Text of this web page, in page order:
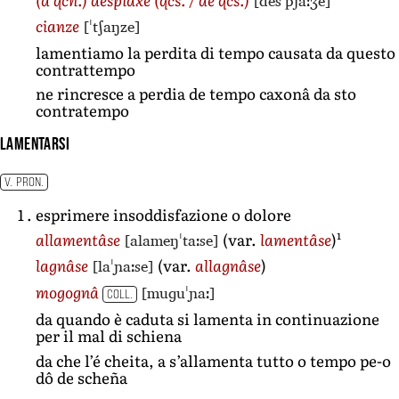
cianze [ˈtʃaŋze]
lamentiamo la perdita di tempo causata da questo
contrattempo
ne rincresce a perdia de tempo caxonâ da sto
contratempo
lamentarsi
V. PRON.
esprimere insoddisfazione o dolore
allamentâse [alameŋˈtaːse] (var. lamentâse)1
lagnâse [laˈɲaːse] (var. allagnâse)
mogognâ
COLL. [muɡuˈɲaː]
da quando è caduta si lamenta in continuazione
per il mal di schiena
da che l’é cheita, a s’allamenta tutto o tempo pe-o
dô de scheña